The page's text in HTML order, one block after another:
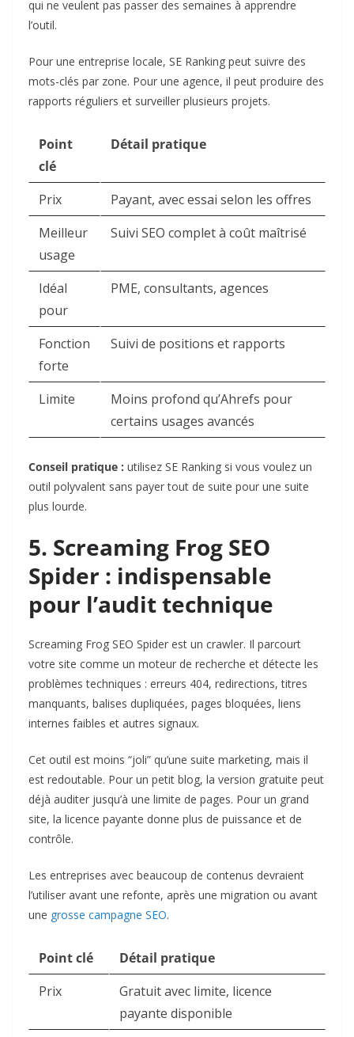
qui ne veulent pas passer des semaines à apprendre
l’outil.
Pour une entreprise locale, SE Ranking peut suivre des
mots-clés par zone. Pour une agence, il peut produire des
rapports réguliers et surveiller plusieurs projets.
Point
clé
Détail pratique
Prix
Payant, avec essai selon les offres
Meilleur
usage
Suivi SEO complet à coût maîtrisé
Idéal
pour
PME, consultants, agences
Fonction
forte
Suivi de positions et rapports
Limite
Moins profond qu’Ahrefs pour
certains usages avancés
Conseil pratique : utilisez SE Ranking si vous voulez un
outil polyvalent sans payer tout de suite pour une suite
plus lourde.
5. Screaming Frog SEO
Spider : indispensable
pour l’audit technique
Screaming Frog SEO Spider est un crawler. Il parcourt
votre site comme un moteur de recherche et détecte les
problèmes techniques : erreurs 404, redirections, titres
manquants, balises dupliquées, pages bloquées, liens
internes faibles et autres signaux.
Cet outil est moins “joli” qu’une suite marketing, mais il
est redoutable. Pour un petit blog, la version gratuite peut
déjà auditer jusqu’à une limite de pages. Pour un grand
site, la licence payante donne plus de puissance et de
contrôle.
Les entreprises avec beaucoup de contenus devraient
l’utiliser avant une refonte, après une migration ou avant
une grosse campagne SEO.
Point clé
Détail pratique
Prix
Gratuit avec limite, licence
payante disponible